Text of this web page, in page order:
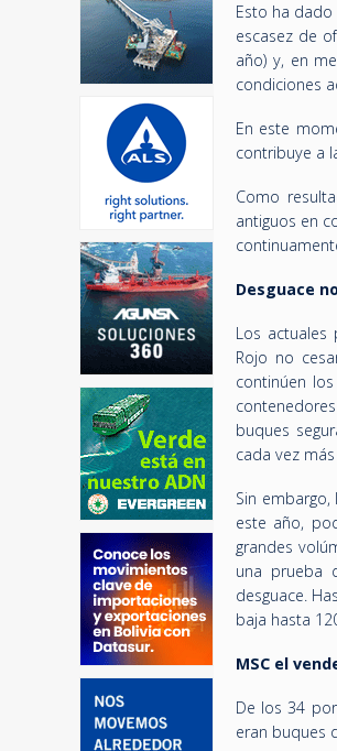
Esto ha
escasez de
año) y, en
condiciones
En este
contribuye a
Como
antiguos en
Desguace
Los
Rojo no
continúen
buques
cada vez
Sin
este año,
grandes
una prueba
desguace.
baja hasta
MSC el
De los 34
eran buques